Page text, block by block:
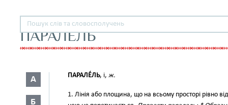
ПАРАЛЕЛЬ
А
Б
ПАРАЛЕ́ЛЬ, і, ж.
1. Лінія або площина, що на всьому просторі рівно